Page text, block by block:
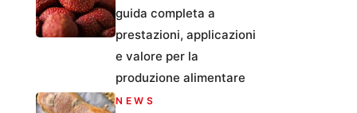
guida completa a
prestazioni, applicazioni
e valore per la
produzione alimentare
NEWS